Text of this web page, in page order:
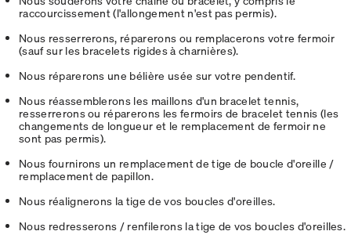
raccourcissement (l'allongement n'est pas permis).
Nous resserrerons, réparerons ou remplacerons votre fermoir
(sauf sur les bracelets rigides à charnières).
Nous réparerons une bélière usée sur votre pendentif.
Nous réassemblerons les maillons d'un bracelet tennis,
resserrerons ou réparerons les fermoirs de bracelet tennis (les
changements de longueur et le remplacement de fermoir ne
sont pas permis).
Nous fournirons un remplacement de tige de boucle d'oreille /
remplacement de papillon.
Nous réalignerons la tige de vos boucles d'oreilles.
Nous redresserons / renfilerons la tige de vos boucles d'oreilles.